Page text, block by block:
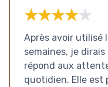
★★★★★
★★★★★
Après avoir utilisé
semaines, je
répond aux
quotidien. Elle est